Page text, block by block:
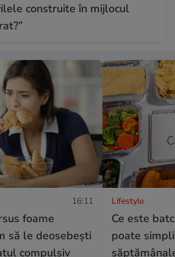
construite în mijlocul
16:11
foame
să le deosebești
compulsiv
Lifestyle
Ce este
poate